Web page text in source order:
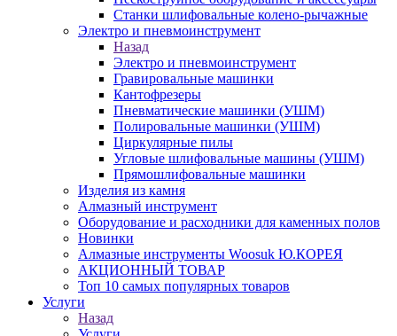
Станки шлифовальные колено-рычажные
Электро и пневмоинструмент
Назад
Электро и пневмоинструмент
Гравировальные машинки
Кантофрезеры
Пневматические машинки (УШМ)
Полировальные машинки (УШМ)
Циркулярные пилы
Угловые шлифовальные машины (УШМ)
Прямошлифовальные машинки
Изделия из камня
Алмазный инструмент
Оборудование и расходники для каменных полов
Новинки
Алмазные инструменты Woosuk Ю.КОРЕЯ
АКЦИОННЫЙ ТОВАР
Топ 10 самых популярных товаров
Услуги
Назад